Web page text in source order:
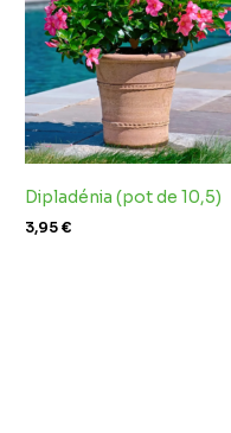
Dipladénia (pot de 10,5)
3,95€